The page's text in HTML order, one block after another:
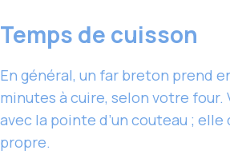
Temps de cuisson
En général, un far breton prend
minutes à cuire, selon votre four.
avec la pointe d’un couteau ;
propre.